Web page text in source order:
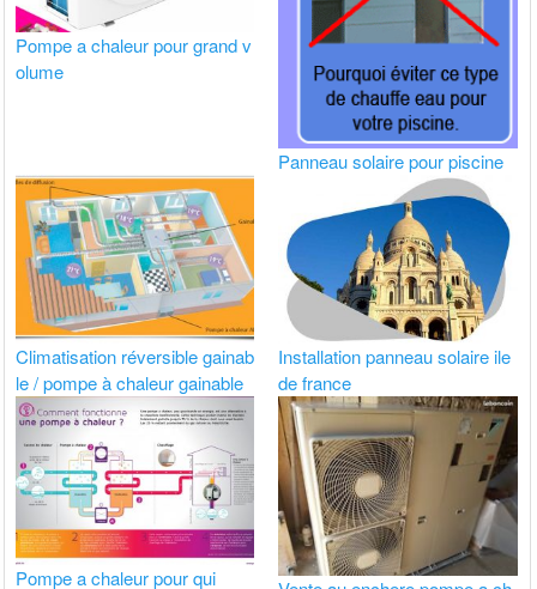
Pompe a chaleur pour grand v
olume
Panneau solaire pour piscine
Climatisation réversible gainab
le / pompe à chaleur gainable
Installation panneau solaire ile
de france
Pompe a chaleur pour qui